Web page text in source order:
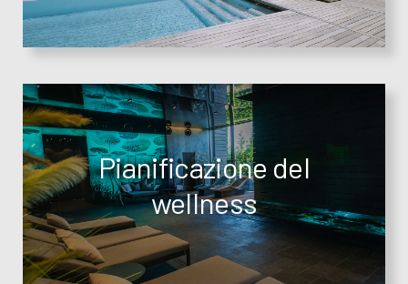
Pianificazione del
wellness